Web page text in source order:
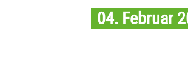
04. Februar